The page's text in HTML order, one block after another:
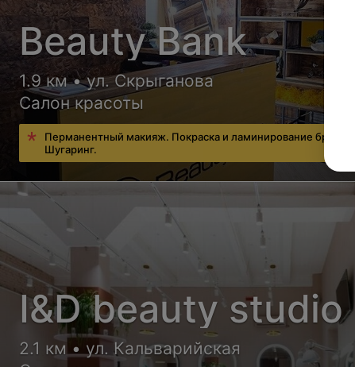
Beauty Bank
1.9 км • ул. Скрыганова
Салон красоты
Перманентный макияж. Покраска и ламинирование бровей.
Шугаринг.
I&D beauty studio
2.1 км • ул. Кальварийская